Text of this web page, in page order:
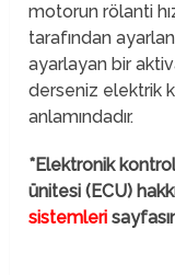
motorun rölanti
tarafından
ayarlayan bir
derseniz elektrik
anlamındadır.
*Elektronik
ünitesi (ECU)
sistemleri